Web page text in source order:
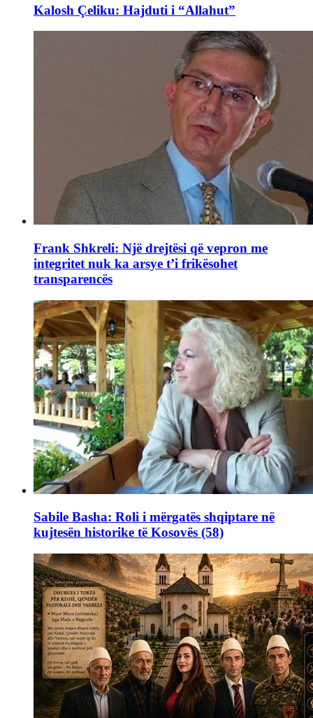
Kalosh Çeliku: Hajduti i “Allahut”
Frank Shkreli: Një drejtësi që vepron me
integritet nuk ka arsye t’i frikësohet
transparencës
Sabile Basha: Roli i mërgatës shqiptare në
kujtesën historike të Kosovës (58)